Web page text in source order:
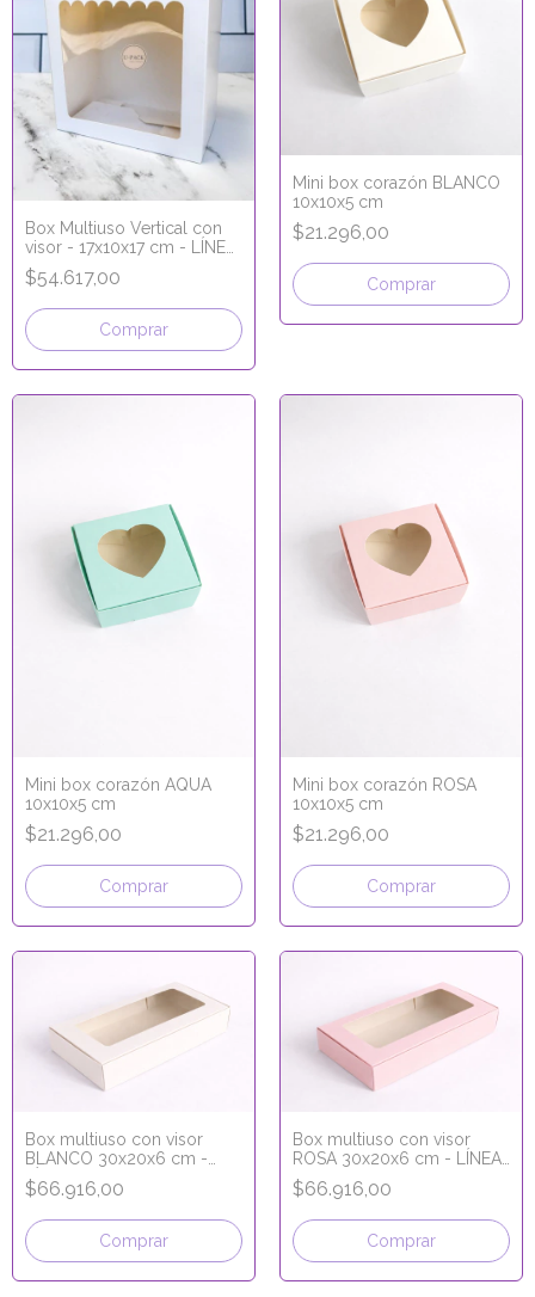
Box Multiuso Vertical con
visor - 17x10x17 cm - LÍNEA
PREMIUM
$54.617,00
Comprar
Mini box corazón BLANCO
10x10x5 cm
$21.296,00
Comprar
Mini box corazón AQUA
10x10x5 cm
$21.296,00
Comprar
Mini box corazón ROSA
10x10x5 cm
$21.296,00
Comprar
Box multiuso con visor
BLANCO 30x20x6 cm -
LÍNEA PREMIUM
$66.916,00
Comprar
Box multiuso con visor
ROSA 30x20x6 cm - LÍNEA
PREMIUM
$66.916,00
Comprar